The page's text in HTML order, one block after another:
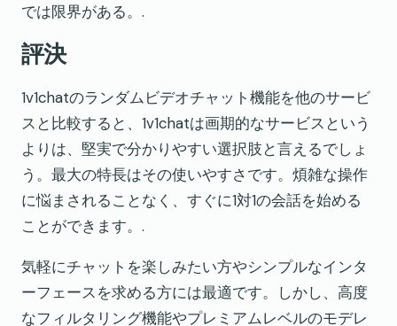
では限界がある。.
評決
1v1chatのランダムビデオチャット機能を他のサービ
スと比較すると、1v1chatは画期的なサービスという
よりは、堅実で分かりやすい選択肢と言えるでしょ
う。最大の特長はその使いやすさです。煩雑な操作
に悩まされることなく、すぐに1対1の会話を始める
ことができます。.
気軽にチャットを楽しみたい方やシンプルなインタ
ーフェースを求める方には最適です。しかし、高度
なフィルタリング機能やプレミアムレベルのモデレ